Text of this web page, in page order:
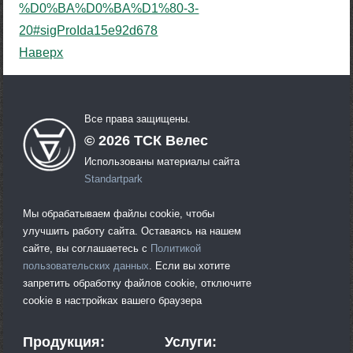
%D0%BA%D0%BA%D1%80-3-
20#sigProIda15e92d678
Наверх
Все права защищены.
©2026 ТСК Велес
Использованы материалы сайта
Standartpark
Мы обрабатываем файлы cookie, чтобы
улучшить работу сайта. Оставаясь на нашем
сайте, вы соглашаетесь с Политикой
пользовательских данных. Если вы хотите
запретить обработку файлов cookie, отключите
cookie в настройках вашего браузера
Продукция: Услуги: